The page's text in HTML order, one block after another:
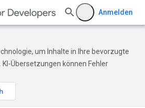
Anmelden
um Inhalte in Ihre bevorzugte
Übersetzungen können Fehler